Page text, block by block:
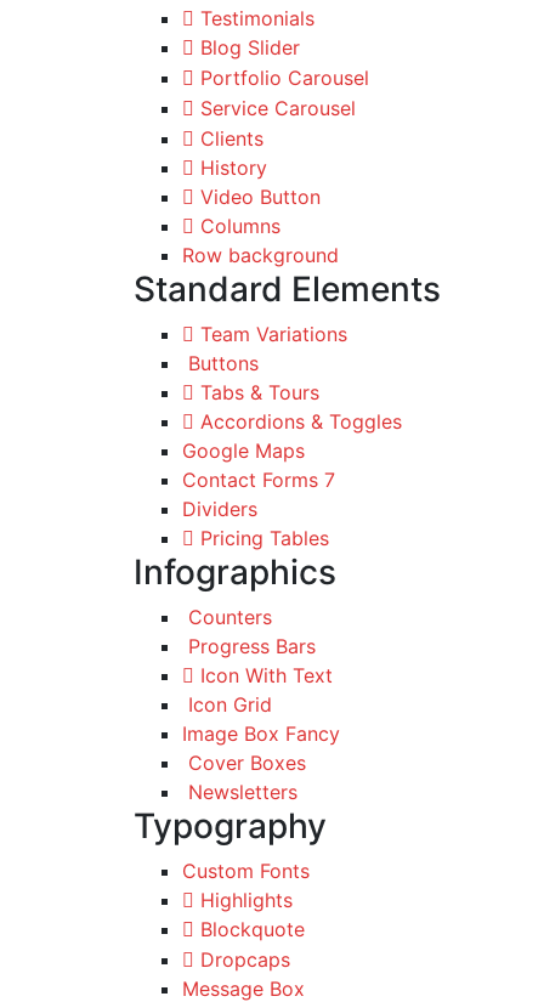
Testimonials
Blog Slider
Portfolio Carousel
Service Carousel
Clients
History
Video Button
Columns
Row background
Standard Elements
Team Variations
Buttons
Tabs & Tours
Accordions & Toggles
Google Maps
Contact Forms 7
Dividers
Pricing Tables
Infographics
Counters
Progress Bars
Icon With Text
Icon Grid
Image Box Fancy
Cover Boxes
Newsletters
Typography
Custom Fonts
Highlights
Blockquote
Dropcaps
Message Box